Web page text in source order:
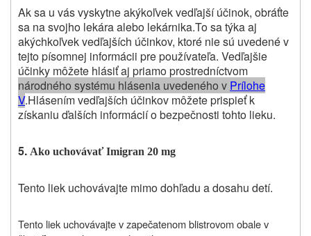
Ak sa u vás vyskytne akýkoľvek vedľajší účinok, obráťte
sa na svojho lekára alebo lekárnika.To sa týka aj
akýchkoľvek vedľajších účinkov, ktoré nie sú uvedené v
tejto písomnej informácii pre používateľa. Vedľajšie
účinky môžete hlásiť aj priamo prostredníctvom
národného systému hlásenia uvedeného v Prílohe
V.Hlásením vedľajších účinkov môžete prispieť k
získaniu ďalších informácií o bezpečnosti tohto lieku.
5. Ako uchovávať Imigran 20 mg
Tento liek uchovávajte mimo dohľadu a dosahu detí.
Tento liek uchovávajte v zapečatenom blistrovom obale v